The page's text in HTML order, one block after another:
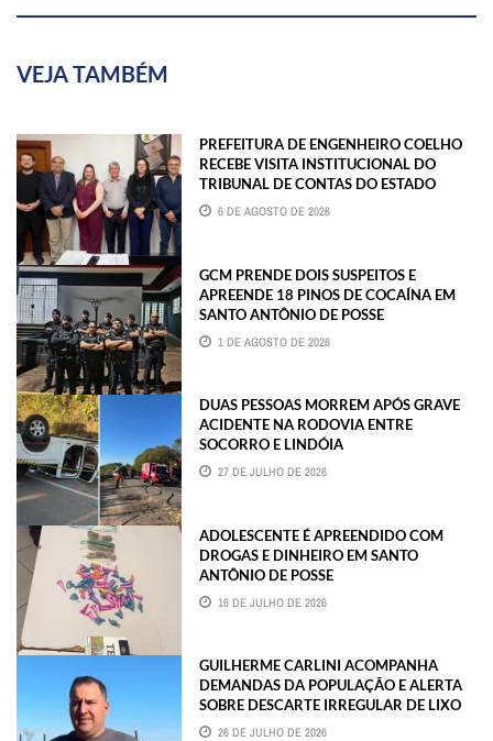
VEJA TAMBÉM
PREFEITURA DE ENGENHEIRO COELHO
RECEBE VISITA INSTITUCIONAL DO
TRIBUNAL DE CONTAS DO ESTADO
6 DE AGOSTO DE 2026
GCM PRENDE DOIS SUSPEITOS E
APREENDE 18 PINOS DE COCAÍNA EM
SANTO ANTÔNIO DE POSSE
1 DE AGOSTO DE 2026
DUAS PESSOAS MORREM APÓS GRAVE
ACIDENTE NA RODOVIA ENTRE
SOCORRO E LINDÓIA
27 DE JULHO DE 2026
ADOLESCENTE É APREENDIDO COM
DROGAS E DINHEIRO EM SANTO
ANTÔNIO DE POSSE
16 DE JULHO DE 2026
GUILHERME CARLINI ACOMPANHA
DEMANDAS DA POPULAÇÃO E ALERTA
SOBRE DESCARTE IRREGULAR DE LIXO
26 DE JULHO DE 2026